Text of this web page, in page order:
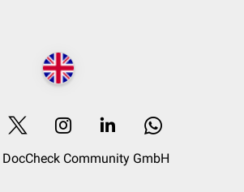
Community GmbH